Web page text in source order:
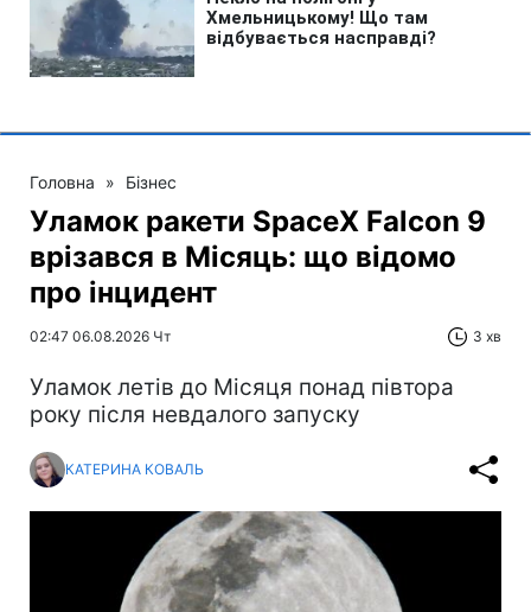
Головна » Бізнес
Уламок ракети SpaceX Falcon 9
врізався в Місяць: що відомо
про інцидент
02:47 06.08.2026 Чт 3 хв
Уламок летів до Місяця понад півтора
року після невдалого запуску
КАТЕРИНА КОВАЛЬ